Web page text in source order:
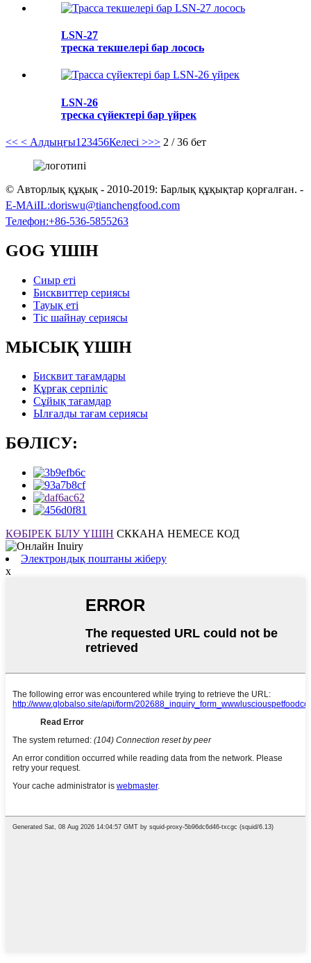
LSN-27
треска текшелері бар лосось
LSN-26
треска сүйектері бар үйрек
<< < Алдыңғы1 23456Келесі >>> 2 / 36 бет
© Авторлық құқық - 2010-2019: Барлық құқықтар қорғалған. -
E-MAiIL:doriswu@tianchengfood.com
Телефон:+86-536-5855263
GOG ҮШІН
Сиыр еті
Бисквиттер сериясы
Тауық еті
Тіс шайнау сериясы
МЫСЫҚ ҮШІН
Бисквит тағамдары
Құрғақ серпіліс
Сұйық тағамдар
Ылғалды тағам сериясы
БӨЛІСУ:
КӨБІРЕК БІЛУ ҮШІН СККАНА НЕМЕСЕ КОД
Электрондық поштаны жіберу
x